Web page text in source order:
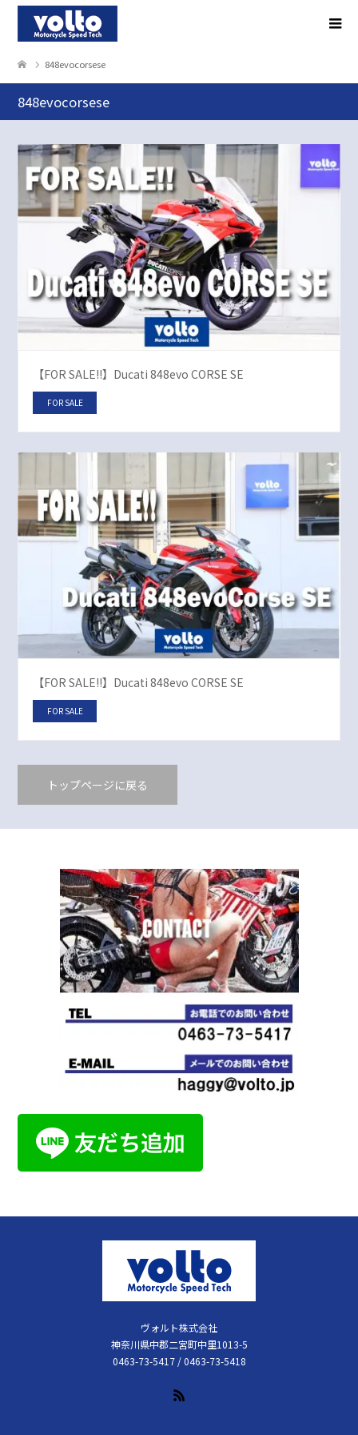
848evocorsese
848evocorsese
【FOR SALE!!】Ducati 848evo CORSE SE
FOR SALE
【FOR SALE!!】Ducati 848evo CORSE SE
FOR SALE
トップページに戻る
ヴォルト株式会社
神奈川県中郡二宮町中里1013-5
0463-73-5417 / 0463-73-5418